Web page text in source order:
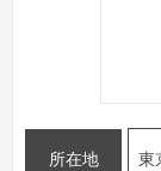
所在地 東